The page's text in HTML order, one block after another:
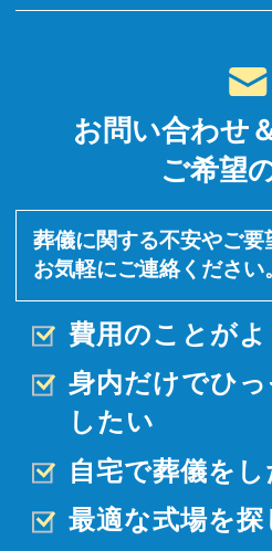
お問い合わせ
ご希望
葬儀に関する不安やご要
お気軽にご連絡ください
費用のことが
身内だけでひっ
したい
自宅で葬儀をし
最適な式場を探